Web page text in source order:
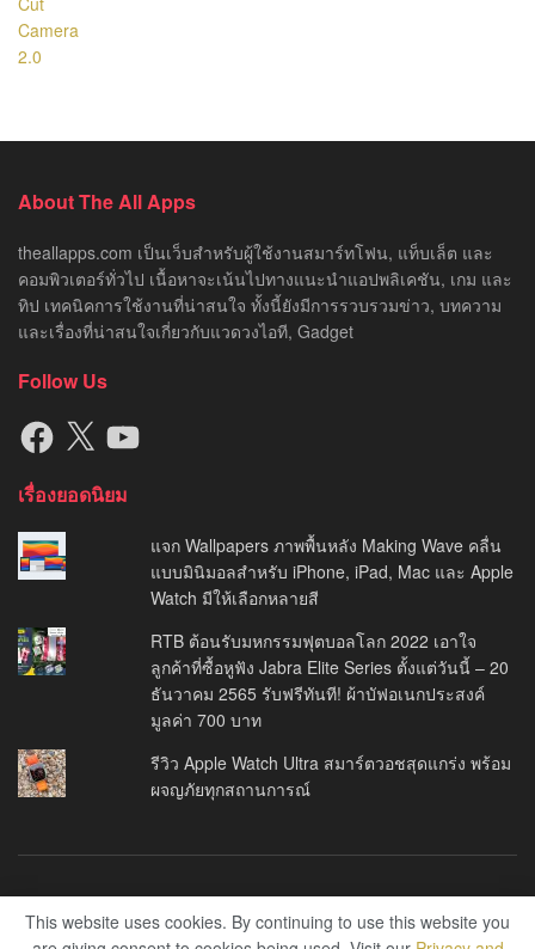
About The All Apps
theallapps.com เป็นเว็บสำหรับผู้ใช้งานสมาร์ทโฟน, แท็บเล็ต และ
คอมพิวเตอร์ทั่วไป เนื้อหาจะเน้นไปทางแนะนำแอปพลิเคชัน, เกม และ
ทิป เทคนิคการใช้งานที่น่าสนใจ ทั้งนี้ยังมีการรวบรวมข่าว, บทความ
และเรื่องที่น่าสนใจเกี่ยวกับแวดวงไอที, Gadget
Follow Us
Facebook
X YouTube
เรื่องยอดนิยม
แจก Wallpapers ภาพพื้นหลัง Making Wave คลื่น
แบบมินิมอลสำหรับ iPhone, iPad, Mac และ Apple
Watch มีให้เลือกหลายสี
RTB ต้อนรับมหกรรมฟุตบอลโลก 2022 เอาใจ
ลูกค้าที่ซื้อหูฟัง Jabra Elite Series ตั้งแต่วันนี้ – 20
ธันวาคม 2565 รับฟรีทันที! ผ้าบัฟอเนกประสงค์
มูลค่า 700 บาท
รีวิว Apple Watch Ultra สมาร์ตวอชสุดแกร่ง พร้อม
ผจญภัยทุกสถานการณ์
This website uses cookies. By continuing to use this website you